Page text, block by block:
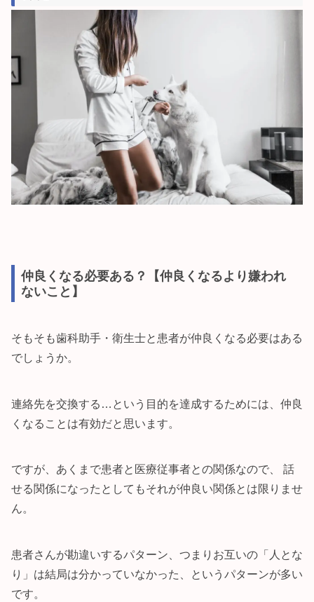
仲良くなる必要ある？【仲良くなるより嫌われ
ないこと】
そもそも歯科助手・衛生士と患者が仲良くなる必要はある
でしょうか。
連絡先を交換する…という目的を達成するためには、仲良
くなることは有効だと思います。
ですが、あくまで患者と医療従事者との関係なので、 話
せる関係になったとしてもそれが仲良い関係とは限りませ
ん。
患者さんが勘違いするパターン、つまりお互いの「人とな
り」は結局は分かっていなかった、というパターンが多い
です。